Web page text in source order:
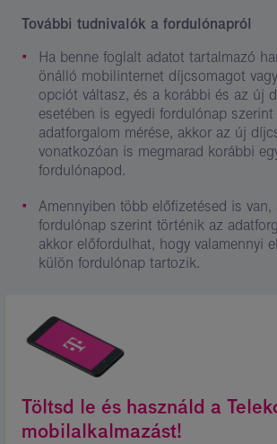
További tudnivalók a fordulónapról
Ha benne foglalt adatot tartalmazó
önálló mobilinternet díjcsomagot
opciót váltasz, és a korábbi és az új
esetében is egyedi fordulónap
adatforgalom mérése, akkor az új
vonatkozóan is megmarad korábbi
fordulónapod.
Amennyiben több előfizetésed is van,
fordulónap szerint történik az
akkor előfordulhat, hogy valamennyi
külön fordulónap tartozik.
Töltsd le és használd a
mobilalkalmazást!